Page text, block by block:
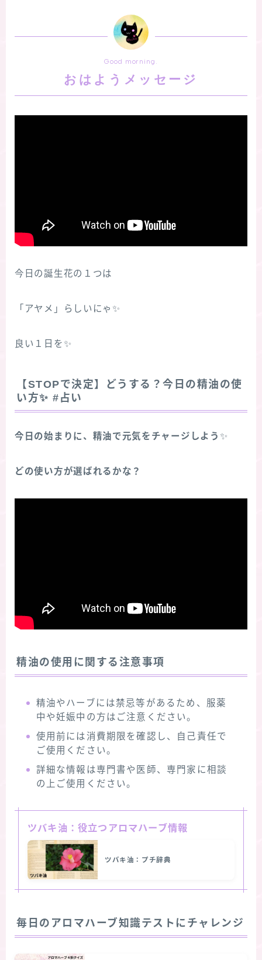
Good morning.
おはようメッセージ
今日の誕生花の１つは
「アヤメ」らしいにゃ✨
良い１日を✨
【STOPで決定】どうする？今日の精油の使
い方✨ #占い
今日の始まりに、精油で元気をチャージしよう ✨
どの使い方が選ばれるかな？
精油の使用に関する注意事項
精油やハーブには禁忌等があるため、服薬
中や妊娠中の方はご注意ください。
使用前には消費期限を確認し、自己責任で
ご使用ください。
詳細な情報は専門書や医師、専門家に相談
の上ご使用ください。
ツバキ油：役立つアロマハーブ情報
ツバキ油：プチ辞典
毎日のアロマハーブ知識テストにチャレンジ